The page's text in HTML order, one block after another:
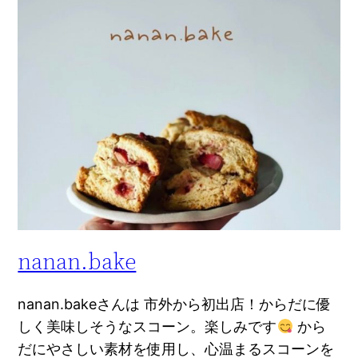
nanan.bake
nanan.bakeさんは 市外から初出店！からだに優
しく美味しそうなスコーン。楽しみです
から
だにやさしい素材を使用し、心温まるスコーンを